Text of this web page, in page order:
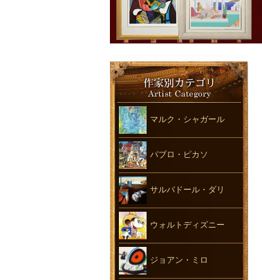
マルク・シャガール
パブロ・ピカソ
サルバドール・ダリ
ウォルトディズニー
ジョアン・ミロ